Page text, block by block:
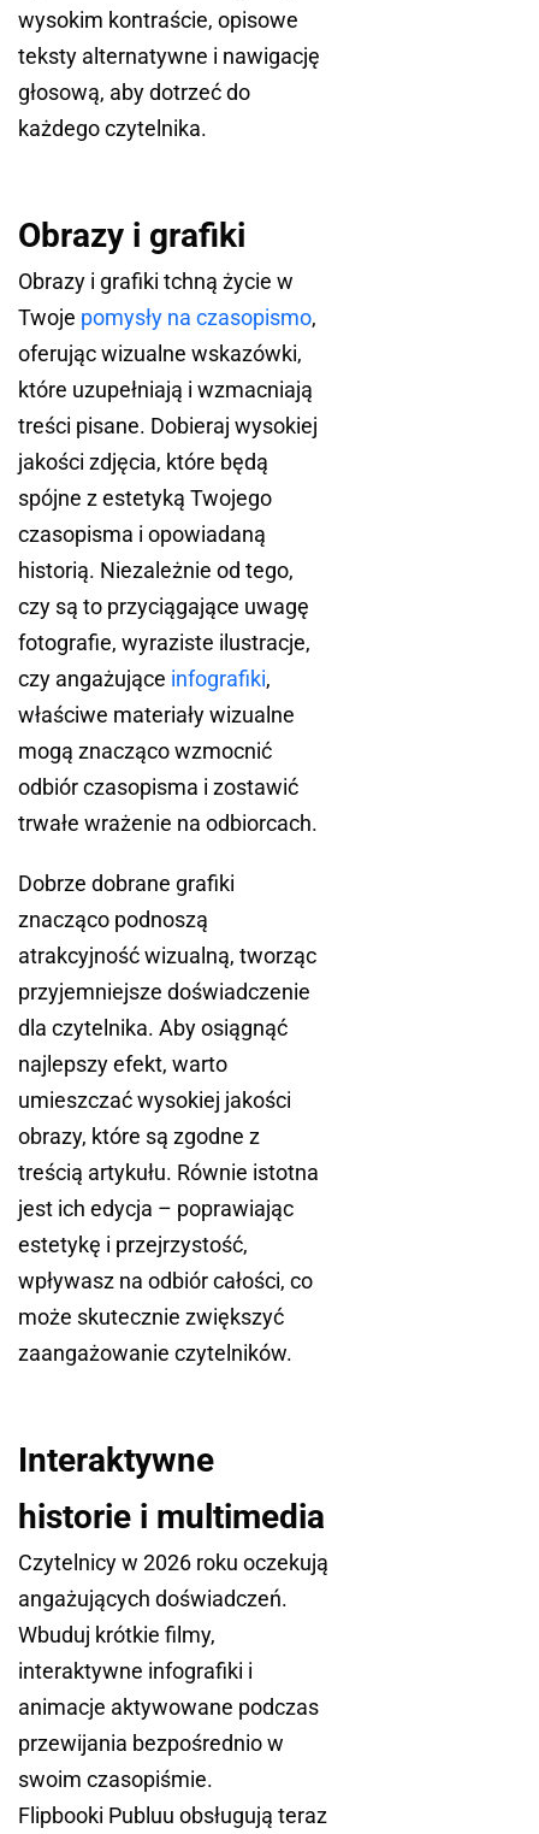
wysokim kontraście, opisowe
teksty alternatywne i nawigację
głosową, aby dotrzeć do
każdego czytelnika.
Obrazy i grafiki
Obrazy i grafiki tchną życie w
Twoje pomysły na czasopismo,
oferując wizualne wskazówki,
które uzupełniają i wzmacniają
treści pisane. Dobieraj wysokiej
jakości zdjęcia, które będą
spójne z estetyką Twojego
czasopisma i opowiadaną
historią. Niezależnie od tego,
czy są to przyciągające uwagę
fotografie, wyraziste ilustracje,
czy angażujące infografiki,
właściwe materiały wizualne
mogą znacząco wzmocnić
odbiór czasopisma i zostawić
trwałe wrażenie na odbiorcach.
Dobrze dobrane grafiki
znacząco podnoszą
atrakcyjność wizualną, tworząc
przyjemniejsze doświadczenie
dla czytelnika. Aby osiągnąć
najlepszy efekt, warto
umieszczać wysokiej jakości
obrazy, które są zgodne z
treścią artykułu. Równie istotna
jest ich edycja – poprawiając
estetykę i przejrzystość,
wpływasz na odbiór całości, co
może skutecznie zwiększyć
zaangażowanie czytelników.
Interaktywne
historie i multimedia
Czytelnicy w 2026 roku oczekują
angażujących doświadczeń.
Wbuduj krótkie filmy,
interaktywne infografiki i
animacje aktywowane podczas
przewijania bezpośrednio w
swoim czasopiśmie.
Flipbooki Publuu obsługują teraz